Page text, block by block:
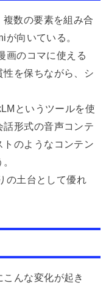
数の要素を組み合
向いている。
画のコマに使える
を保ちながら、シ
というツールを使
話形式の音声コンテ
トのようなコンテン
の土台として優れ
んな変化が起き